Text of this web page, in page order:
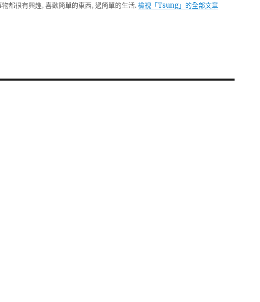
都很有興趣, 喜歡簡單的東西, 過簡單的生活.檢視「Tsung」的全部文章